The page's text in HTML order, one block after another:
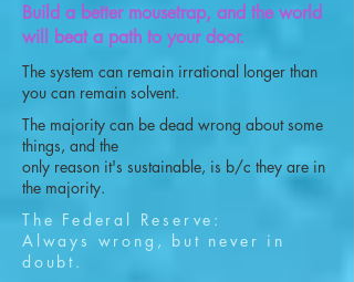
Build a better mousetrap, and the world
will beat a path to your door.
The system can remain irrational longer than
you can remain solvent.
The majority can be dead wrong about some
things, and the
only reason it's sustainable, is b/c they are in
the majority.
The Federal Reserve:
Always wrong, but never in
doubt.